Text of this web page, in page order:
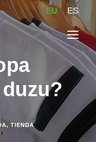
EU ES
, TIENDA